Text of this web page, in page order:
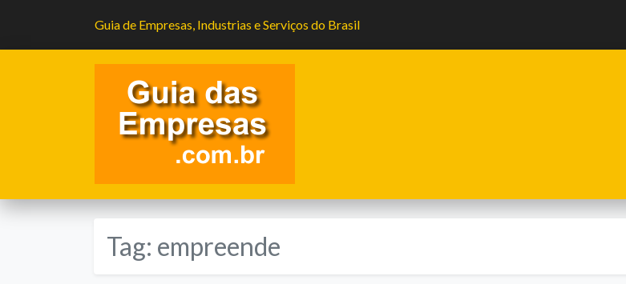
Guia de Empresas, Industrias e Serviços do Brasil
Tag: empreende